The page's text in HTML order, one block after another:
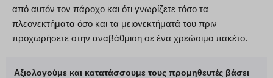
από αυτόν τον πάροχο και ότι γνωρίζετε τόσο τα
πλεονεκτήματα όσο και τα μειονεκτήματά του πριν
προχωρήσετε στην αναβάθμιση σε ένα χρεώσιμο πακέτο.
Αξιολογούμε και κατατάσσουμε τους προμηθευτές βάσει